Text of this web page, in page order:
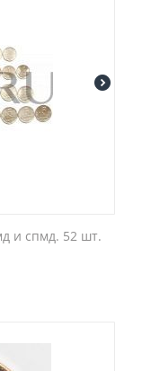
и спмд. 52 шт.